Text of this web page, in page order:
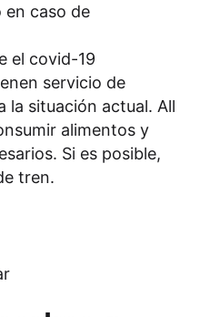
en caso de
el covid-19
servicio de
la situación actual. All
alimentos y
Si es posible,
tren.